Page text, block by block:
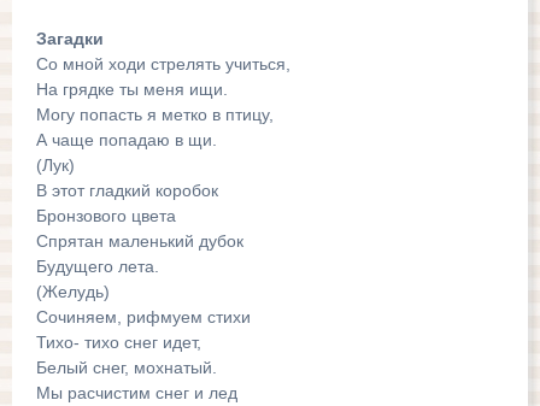
Загадки
Со мной ходи стрелять учиться,
На грядке ты меня ищи.
Могу попасть я метко в птицу,
А чаще попадаю в щи.
(Лук)
В этот гладкий коробок
Бронзового цвета
Спрятан маленький дубок
Будущего лета.
(Желудь)
Сочиняем, рифмуем стихи
Тихо- тихо снег идет,
Белый снег, мохнатый.
Мы расчистим снег и лед